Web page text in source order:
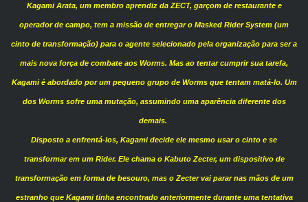
Kagami Arata, um membro aprendiz da ZECT, garçom de restaurante e
operador de campo, tem a missão de entregar o Masked Rider System (um
cinto de transformação) para o agente selecionado pela organização para ser a
mais nova força de combate aos Worms. Mas ao tentar cumprir sua tarefa,
Kagami é abordado por um pequeno grupo de Worms que tentam matá-lo. Um
dos Worms sofre uma mutação, assumindo uma aparência diferente dos
demais.
Disposto a enfrentá-los, Kagami decide ele mesmo usar o cinto e se
transformar em um Rider. Ele chama o Kabuto Zecter, um dispositivo de
transformação em forma de besouro, mas o Zecter vai parar nas mãos de um
estranho que Kagami tinha encontrado anteriormente durante uma tentativa